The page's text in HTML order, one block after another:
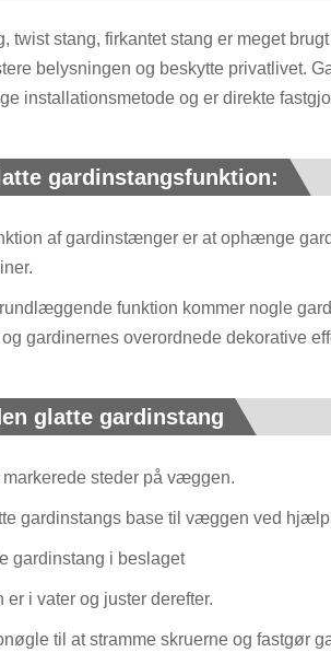
twist stang, firkantet stang er meget
belysningen og beskytte privatlivet.
installationsmetode og er direkte
gardinstangsfunktion:
af gardinstænger er at ophænge
funktion kommer nogle
gardinernes overordnede dekorative
glatte gardinstang
steder på væggen.
gardinstangs base til væggen ved
gardinstang i beslaget
er i vater og juster derefter.
til at stramme skruerne og fastgør